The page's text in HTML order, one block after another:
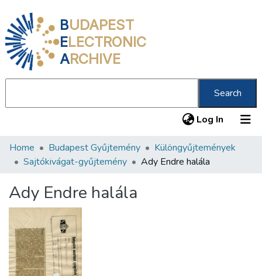
BUDAPEST
ELECTRONIC
ARCHIVE
Search
Log In (current)
Communities & Collections
Statistics
Home Budapest Gyűjtemény
Különgyűjtemények
Sajtókivágat-gyűjtemény
Ady Endre halála
Ady Endre halála